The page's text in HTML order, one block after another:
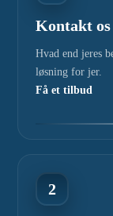
Kontakt os
Hvad end jeres
løsning for jer.
Få et tilbud
2